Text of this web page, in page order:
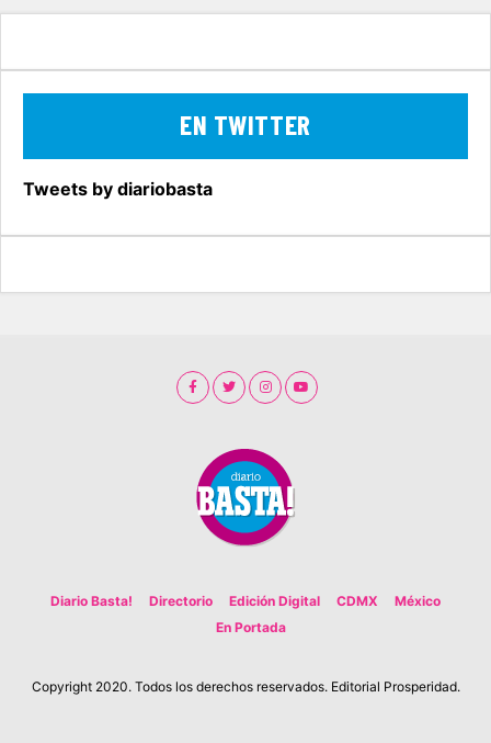
EN TWITTER
Tweets by diariobasta
Diario Basta! Directorio Edición Digital CDMX
México
En Portada
Copyright 2020. Todos los derechos reservados. Editorial Prosperidad.